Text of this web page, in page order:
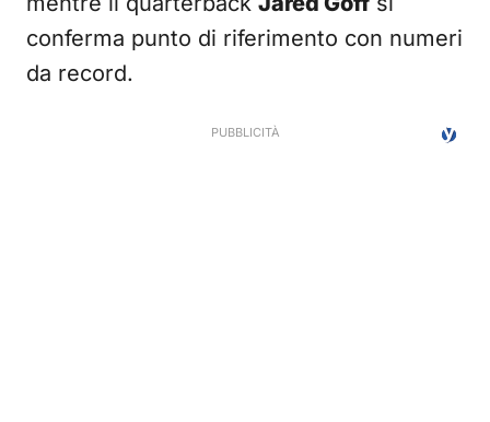
conferma punto di riferimento con numeri
da record.